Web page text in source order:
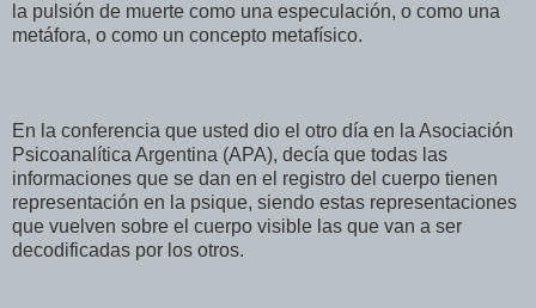
la pulsión de muerte como una especulación, o como una
metáfora, o como un concepto metafísico.
En la conferencia que usted dio el otro día en la Asociación
Psicoanalítica Argentina (APA), decía que todas las
informaciones que se dan en el registro del cuerpo tienen
representación en la psique, siendo estas representaciones
que vuelven sobre el cuerpo visible las que van a ser
decodificadas por los otros.